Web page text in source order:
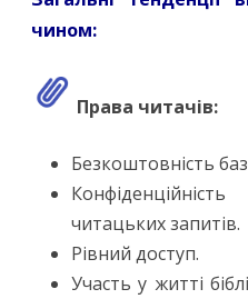
чином:
Права читачів:
Безкоштовність
читацьких запитів.
Рівний доступ.
Участь у житті